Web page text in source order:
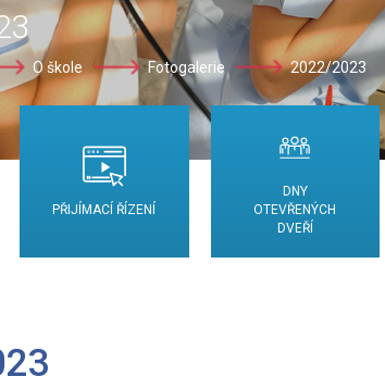
O škole Fotogalerie 2022/2023
PŘIJÍMACÍ ŘÍZENÍ
DNY
OTEVŘENÝCH
DVEŘÍ